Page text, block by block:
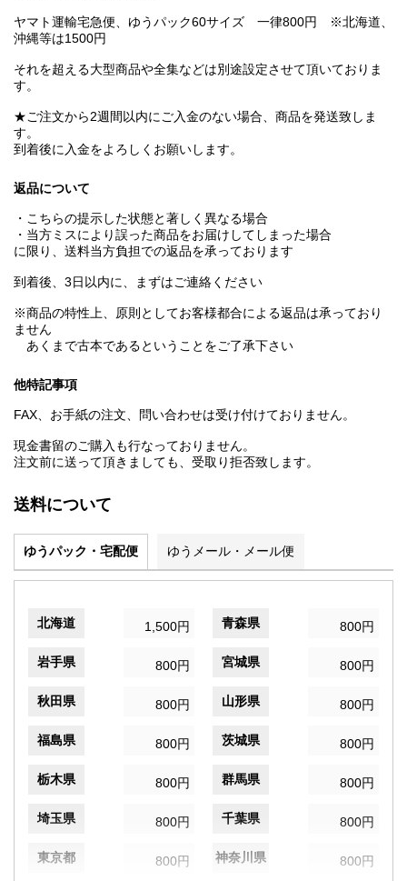
ヤマト運輸宅急便、ゆうパック60サイズ 一律800円 ※北海道、
沖縄等は1500円
それを超える大型商品や全集などは別途設定させて頂いておりま
す。
★ご注文から2週間以内にご入金のない場合、商品を発送致しま
す。
到着後に入金をよろしくお願いします。
返品について
・こちらの提示した状態と著しく異なる場合
・当方ミスにより誤った商品をお届けしてしまった場合
に限り、送料当方負担での返品を承っております
到着後、3日以内に、まずはご連絡ください
※商品の特性上、原則としてお客様都合による返品は承っており
ません
あくまで古本であるということをご了承下さい
他特記事項
FAX、お手紙の注文、問い合わせは受け付けておりません。
現金書留のご購入も行なっておりません。
注文前に送って頂きましても、受取り拒否致します。
送料について
ゆうパック・宅配便 ゆうメール・メール便
北海道 1,500円 青森県 800円
岩手県 800円 宮城県 800円
秋田県 800円 山形県 800円
福島県 800円 茨城県 800円
栃木県 800円 群馬県 800円
埼玉県 800円 千葉県 800円
東京都 800円 神奈川県 800円